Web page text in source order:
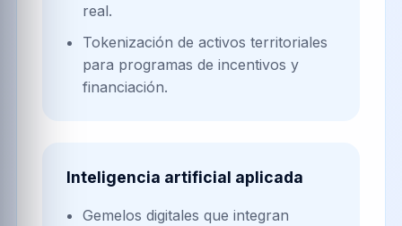
real.
Tokenización de activos territoriales
para programas de incentivos y
financiación.
Inteligencia artificial aplicada
Gemelos digitales que integran